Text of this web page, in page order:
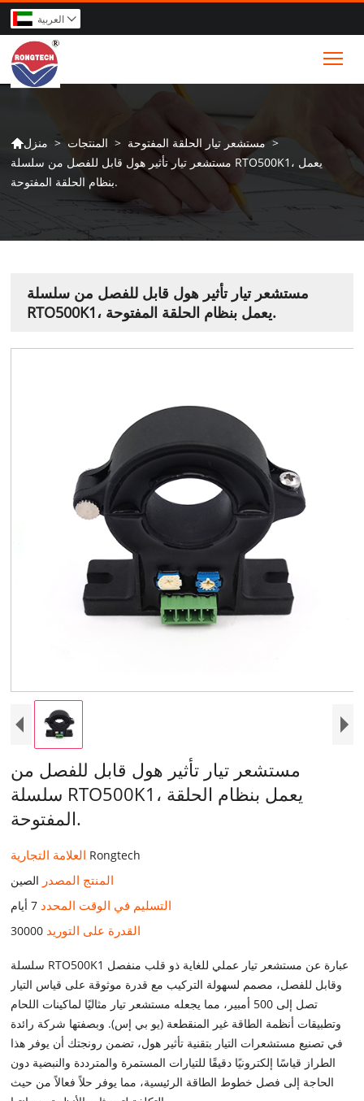
العربية 
منزل > المنتجات > مستشعر تيار الحلقة المفتوحة >
مستشعر تيار تأثير هول قابل للفصل من سلسلة RTO500K1، يعمل
بنظام الحلقة المفتوحة.
مستشعر تيار تأثير هول قابل للفصل من سلسلة
RTO500K1، يعمل بنظام الحلقة المفتوحة.
مستشعر تيار تأثير هول قابل للفصل من
سلسلة RTO500K1، يعمل بنظام الحلقة
المفتوحة.
Rongtech
المنتج المصدر الصين
التسليم في الوقت المحدد 7 أيام
القدرة على التوريد 30000
سلسلة RTO500K1 عبارة عن مستشعر تيار عملي للغاية ذو قلب منفصل
وقابل للفصل، مصمم لسهولة التركيب مع قدرة موثوقة على قياس التيار
تصل إلى 500 أمبير، مما يجعله مستشعر تيار مثاليًا لماكينات اللحام
وتطبيقات أنظمة الطاقة غير المنقطعة (يو بي إس). وبصفتها شركة رائدة
في تصنيع مستشعرات التيار بتقنية تأثير هول، تضمن رونجتك أن يوفر هذا
الطراز قياسًا إلكترونيًا دقيقًا للتيارات المستمرة والمترددة والنبضية دون
الحاجة إلى فصل خطوط الطاقة الرئيسية، مما يوفر حلاً فعالاً من حيث